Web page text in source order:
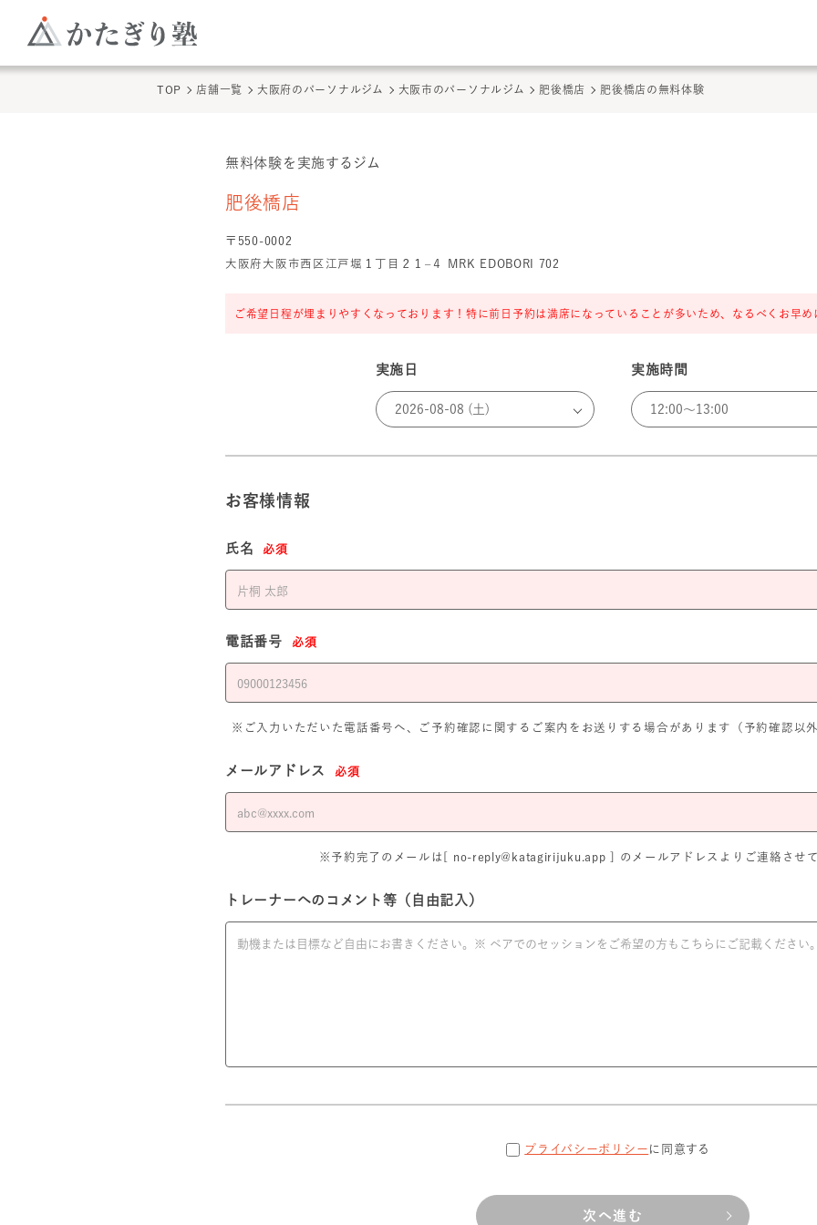
TOP 店舗一覧 大阪府のパーソナルジム 大阪市のパーソナルジム 肥後橋店 肥後橋店の無料体験
無料体験を実施するジム
肥後橋店 の無料体験
肥後橋店
〒 550-0002
大阪府大阪市西区江戸堀１丁目２１–４ MRK EDOBORI 702
ご希望日程が埋まりやすくなっております！特に前日予約は満席になっていることが多いため、なるべくお早め
実施日 実施時間
お客様情報
氏名 必須
電話番号 必須
※ご入力いただいた電話番号へ、ご予約確認に関するご案内をお送りする場合があります（予約確認以
メールアドレス 必須
※予約完了のメールは[ no-reply@katagirijuku.app ] のメールアドレスよりご連絡させて
トレーナーへのコメント等（自由記入）
プライバシーポリシー に同意する
次へ進む